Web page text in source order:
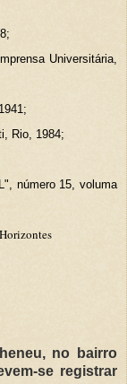
Universitária,
Rio, 1984;
número 15, voluma
no bairro
se registrar